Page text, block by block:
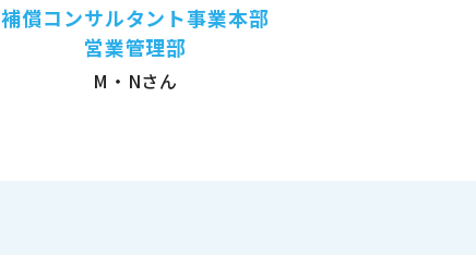
補償コンサルタント事業本部
営業管理部
M・Nさん